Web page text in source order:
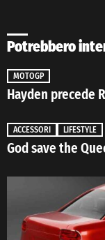
Potrebbero
MOTOGP
Hayden precede
ACCESSORI LIFESTYLE
God save the